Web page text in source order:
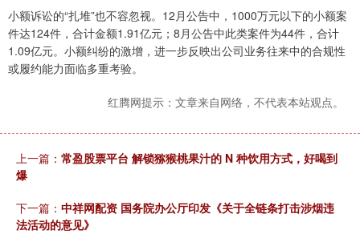
小额诉讼的“扎堆”也不容忽视。12月公告中，1000万元以下的小额案
件达124件，合计金额1.91亿元；8月公告中此类案件为44件，合计
1.09亿元。小额纠纷的激增，进一步反映出公司业务往来中的合规性
或履约能力面临多重考验。
红腾网提示：文章来自网络，不代表本站观点。
上一篇： 常盈股票平台 解锁猕猴桃果汁的 N 种饮用方式，好喝到
爆
下一篇： 中祥网配资 国务院办公厅印发《关于全链条打击涉烟违
法活动的意见》